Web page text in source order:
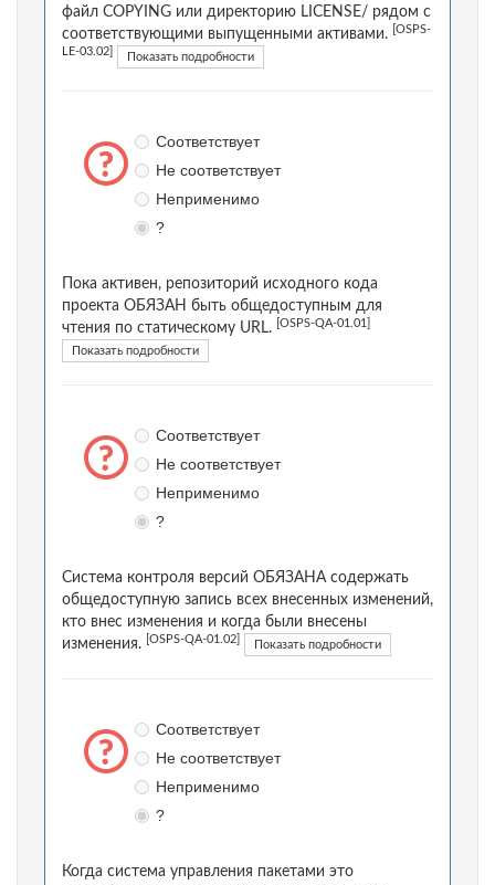
файл COPYING или директорию LICENSE/ рядом с
соответствующими выпущенными активами.
[OSPS-
LE-03.02] Показать подробности
Соответствует
Не соответствует
Неприменимо
?
Пока активен, репозиторий исходного кода
проекта ОБЯЗАН быть общедоступным для
чтения по статическому URL.
[OSPS-QA-01.01]
Показать подробности
Соответствует
Не соответствует
Неприменимо
?
Система контроля версий ОБЯЗАНА содержать
общедоступную запись всех внесенных изменений,
кто внес изменения и когда были внесены
изменения.
[OSPS-QA-01.02] Показать подробности
Соответствует
Не соответствует
Неприменимо
?
Когда система управления пакетами это